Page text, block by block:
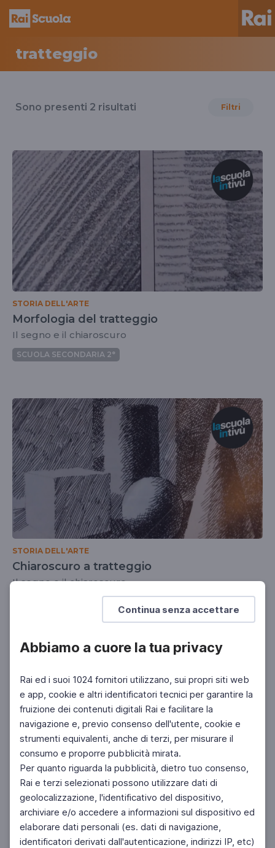
Continua senza accettare
Abbiamo a cuore la tua privacy
Rai ed i suoi 1024 fornitori utilizzano, sui propri siti web
e app, cookie e altri identificatori tecnici per garantire la
fruizione dei contenuti digitali Rai e facilitare la
navigazione e, previo consenso dell'utente, cookie e
strumenti equivalenti, anche di terzi, per misurare il
consumo e proporre pubblicità mirata.
Per quanto riguarda la pubblicità, dietro tuo consenso,
Rai e terzi selezionati possono utilizzare dati di
geolocalizzazione, l'identificativo del dispositivo,
archiviare e/o accedere a informazioni sul dispositivo ed
elaborare dati personali (es. dati di navigazione,
identificatori derivati dall'autenticazione, indirizzi IP, etc)
tratteggio
il
tratteggio
Sono presenti 2 risultati Filtri
STORIA DELL'ARTE
Morfologia del tratteggio
Il segno e il chiaroscuro
SCUOLA SECONDARIA 2°
STORIA DELL'ARTE
Chiaroscuro a tratteggio
Il segno e il chiaroscuro